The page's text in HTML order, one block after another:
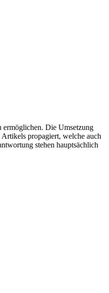
Die Umsetzung
propagiert, welche auch
stehen hauptsächlich